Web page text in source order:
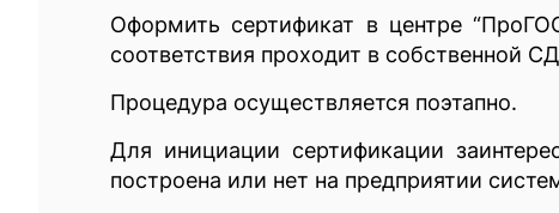
Оформить сертификат в центре
соответствия проходит в собственной
Процедура осуществляется поэтапно.
Для инициации сертификации
построена или нет на предприятии